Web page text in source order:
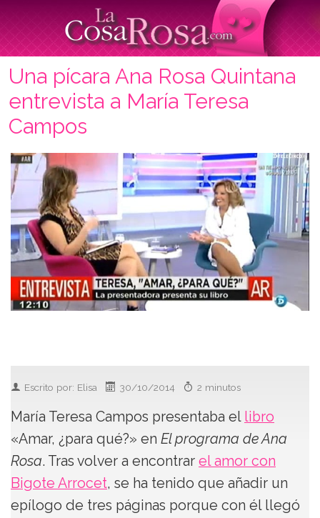
Una pícara Ana Rosa Quintana
entrevista a María Teresa
Campos
Escrito por: Elisa 30/10/2014 2 minutos
María Teresa Campos presentaba el libro
«Amar, ¿para qué?» en El programa de Ana
Rosa. Tras volver a encontrar el amor con
Bigote Arrocet, se ha tenido que añadir un
epílogo de tres páginas porque con él llegó